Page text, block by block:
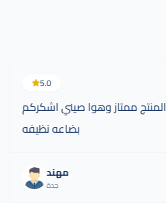
5.0
المنتج ممتاز وهوا صيني اشكركم
بضاعه نظيفه
مهند
جدة